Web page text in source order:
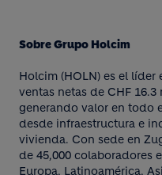
Sobre Grupo Holcim
Holcim (HOLN) es el
ventas netas de CHF
generando valor en todo
desde infraestructura e
vivienda. Con sede en
de 45,000 colaboradores
Europa, Latinoamérica,